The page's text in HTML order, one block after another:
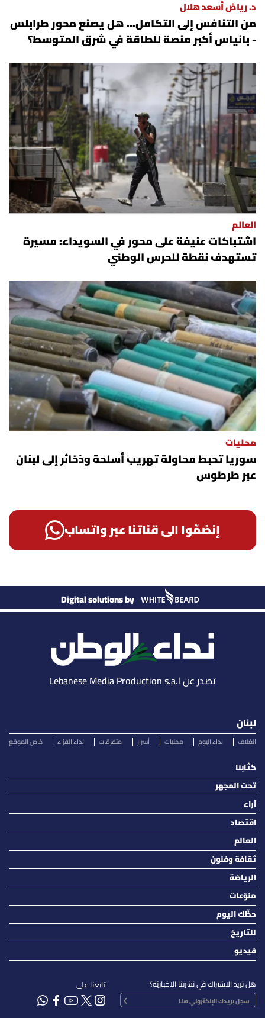
د. رياض أسعد هلال
من التنافس إلى التكامل... هل يصنع محور طرابلس
- بانياس أكبر منصة للطاقة في شرق المتوسط؟
العالم
اشتباكات عنيفة على محور في السويداء: مسيرة
تستهدف نقطة للحرس الوطني
محليات
سوريا تحبط محاولة تهريب أسلحة وذخائر إلى لبنان
عبر طرطوس
إنضمّوا الى قناتنا عبر واتساب
Digital solutions by
تصدر عن Lebanese Media Production s.a.l
لبنان
الغلاف نداء اليوم محليات أسرار متفرقات نداء القرّاء خاص الموقع
كتّابنا
تحت المجهر
آراء
اقتصاد
العالم
ثقافة وفنون
الرياضة
منوّعات
حظّك اليوم
للتاريخ
فيديو
هل تريد الاشتراك في نشرتنا الاخباريّة؟ تابعنا على